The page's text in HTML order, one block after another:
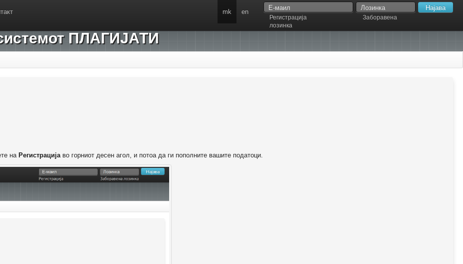
Регистрација
Заборавена
лозинка
mk en
ПЛАГИЈАТИ
на Регистрацијаво горниот десен агол, и потоа да ги пополните вашите податоци.